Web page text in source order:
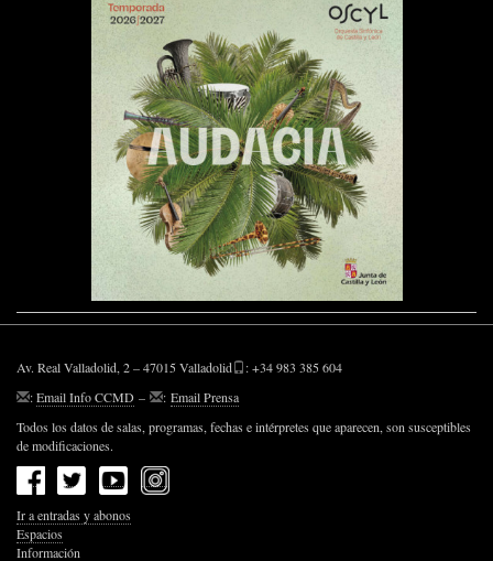
Av. Real Valladolid, 2 – 47015 Valladolid
: +34 983 385 604
:Email Info CCMD – : Email Prensa
Todos los datos de salas, programas, fechas e intérpretes que aparecen, son susceptibles
de modificaciones.
Ir a entradas y abonos
Espacios
Información